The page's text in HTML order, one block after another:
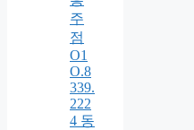
주
점
O1
O.8
339.
222
4 동